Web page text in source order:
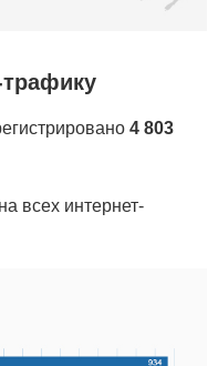
трафику
4 803
всех интернет-